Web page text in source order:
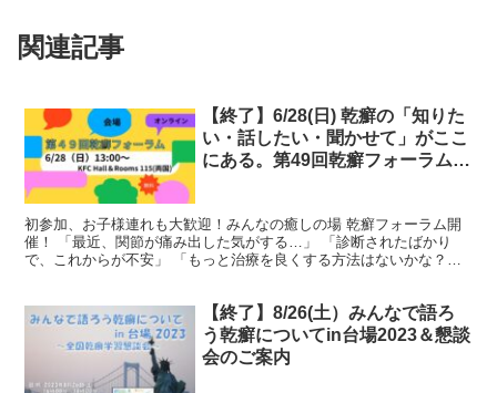
関連記事
【終了】6/28(日) 乾癬の「知りた
い・話したい・聞かせて」がここ
にある。第49回乾癬フォーラムを
初参加、お子様連れも大歓迎！みんなの癒しの場 乾癬フォーラム開
催！ 「最近、関節が痛み出した気がする…」 「診断されたばかり
で、これからが不安」 「もっと治療を良くする方法はないかな？」
【終了】8/26(土）みんなで語ろ
う乾癬についてin台場2023＆懇談
会のご案内